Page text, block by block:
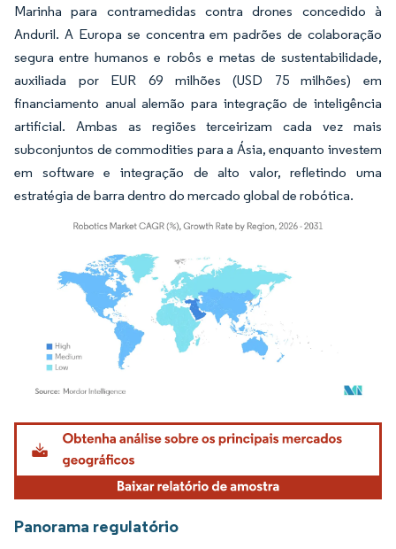
Marinha para contramedidas contra drones concedido à
Anduril. A Europa se concentra em padrões de colaboração
segura entre humanos e robôs e metas de sustentabilidade,
auxiliada por EUR 69 milhões (USD 75 milhões) em
financiamento anual alemão para integração de inteligência
artificial. Ambas as regiões terceirizam cada vez mais
subconjuntos de commodities para a Ásia, enquanto investem
em software e integração de alto valor, refletindo uma
estratégia de barra dentro do mercado global de robótica.
Imagem © Mordor Intelligence. O reuso requer atribuição conforme CC BY 4.0.
Panorama regulatório